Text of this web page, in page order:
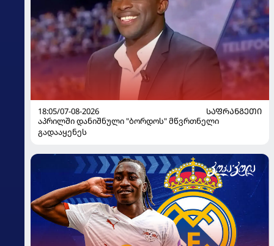
18:05/07-08-2026
ᲡᲐᲤᲠᲐᲜᲒᲔᲗᲘ
აპრილში დანიშნული "ბორდოს" მწვრთნელი
გადააყენეს